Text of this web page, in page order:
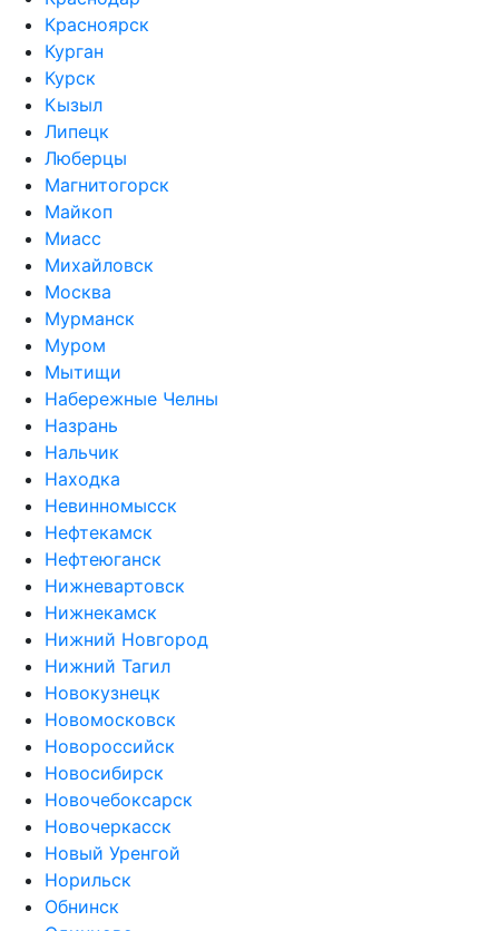
Красноярск
Курган
Курск
Кызыл
Липецк
Люберцы
Магнитогорск
Майкоп
Миасс
Михайловск
Москва
Мурманск
Муром
Мытищи
Набережные Челны
Назрань
Нальчик
Находка
Невинномысск
Нефтекамск
Нефтеюганск
Нижневартовск
Нижнекамск
Нижний Новгород
Нижний Тагил
Новокузнецк
Новомосковск
Новороссийск
Новосибирск
Новочебоксарск
Новочеркасск
Новый Уренгой
Норильск
Обнинск